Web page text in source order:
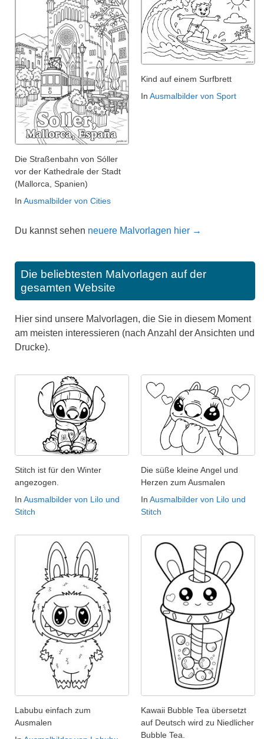
Die Straßenbahn von Sóller
vor der Kathedrale der Stadt
(Mallorca, Spanien)
In Ausmalbilder von Cities
Kind auf einem Surfbrett
In Ausmalbilder von Sport
Du kannst sehen neuere Malvorlagen hier →
Die beliebtesten Malvorlagen auf der
gesamten Website
Hier sind unsere Malvorlagen, die Sie in diesem Moment
am meisten interessieren (nach Anzahl der Ansichten und
Drucke).
Stitch ist für den Winter
angezogen.
In Ausmalbilder von Lilo und
Stitch
Die süße kleine Angel und
Herzen zum Ausmalen
In Ausmalbilder von Lilo und
Stitch
Labubu einfach zum
Ausmalen
Kawaii Bubble Tea übersetzt
auf Deutsch wird zu Niedlicher
Bubble Tea.